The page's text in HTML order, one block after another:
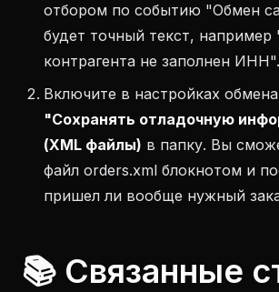
отбором по событию "Обмен
будет точный текст, например
контрагента не заполнен ИНН".
Включите в настройках
"Сохранять отладочную
(XML файлы) в папку. Вы
файл orders.xml блокнотом и
пришел ли вообще нужный
📚 Связанные